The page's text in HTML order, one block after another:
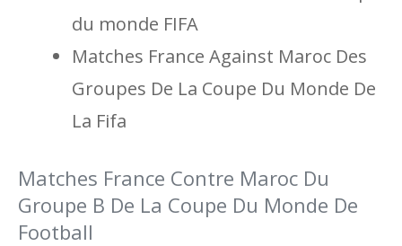
du monde FIFA
Matches France Against Maroc Des
Groupes De La Coupe Du Monde De
La Fifa
Matches France Contre Maroc Du
Groupe B De La Coupe Du Monde De
Football